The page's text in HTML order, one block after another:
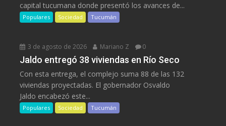
capital tucumana donde presentó los avances de...
Populares Sociedad Tucumán
3 de agosto de 2026 Mariano Z 0
Jaldo entregó 38 viviendas en Río Seco
Con esta entrega, el complejo suma 88 de las 132
viviendas proyectadas. El gobernador Osvaldo
Jaldo encabezó este...
Populares Sociedad Tucumán